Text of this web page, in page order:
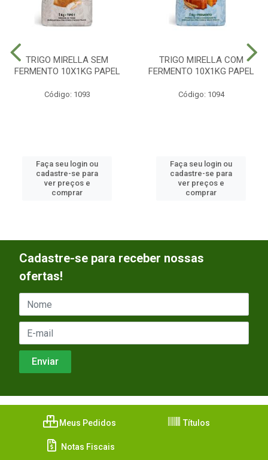
TRIGO MIRELLA SEM
FERMENTO 10X1KG PAPEL
Código: 1093
Faça seu login ou
cadastre-se para
ver preços e
comprar
TRIGO MIRELLA COM
FERMENTO 10X1KG PAPEL
Código: 1094
Faça seu login ou
cadastre-se para
ver preços e
comprar
Cadastre-se para receber nossas
ofertas!
Meus Pedidos Títulos
Notas Fiscais